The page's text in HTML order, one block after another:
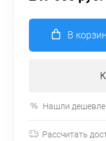
В
Нашли дешевле
Рассчитать